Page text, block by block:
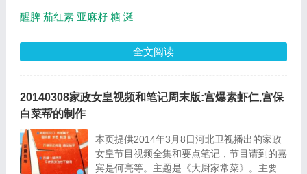
醒脾 茄红素 亚麻籽 糖 涎
全文阅读
20140308家政女皇视频和笔记周末版:宫爆素虾仁,宫保
白菜帮的制作
本页提供2014年3月8日河北卫视播出的家政
女皇节目视频全集和要点笔记，节目请到的嘉
宾是何亮等。主题是《大厨家常菜》。主要介